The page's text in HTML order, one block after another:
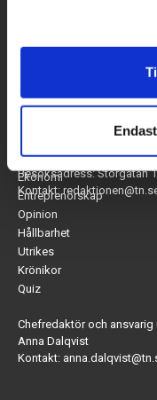
Adress: Tidningen
Besöksadress: Storgatan
Kontakt:
Näringsliv
Ekonomi
Entreprenörskap
Opinion
Hållbarhet
Utrikes
Krönikor
Quiz
Chefredaktör och ansvarig
Anna Dalqvist
Kontakt: